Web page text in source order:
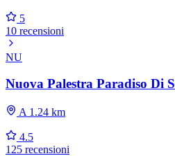
5
10 recensioni
NU
Nuova Palestra Paradiso Di
A 1.24 km
4.5
125 recensioni